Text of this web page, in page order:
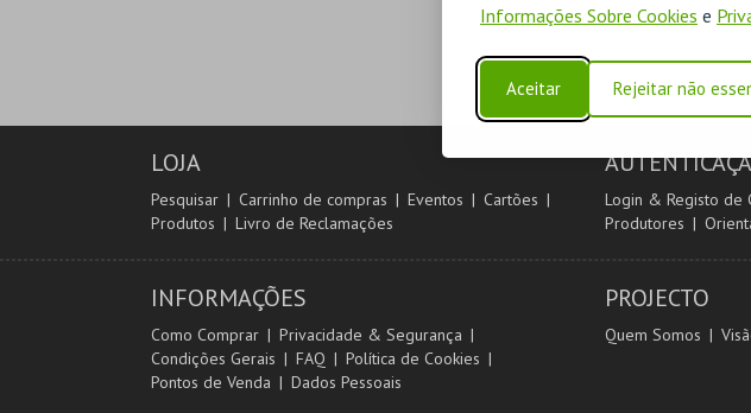
Informações Sobre Cookies e
Aceitar Rejeitar não
LOJA
Pesquisar Carrinho de compras Eventos
Cartões
Produtos
Livro de Reclamações
Login & Registo de
Produtores
INFORMAÇÕES
Como Comprar
Privacidade & Segurança
Condições Gerais
FAQ
Política de Cookies
Pontos de Venda
Dados Pessoais
PROJECTO
Quem Somos